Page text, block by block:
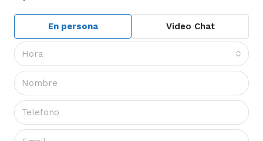
En persona Video Chat
Hora